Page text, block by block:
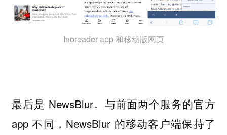
Inoreader app 和移动版网页
最后是 NewsBlur。与前面两个服务的官方
app 不同，NewsBlur 的移动客户端保持了